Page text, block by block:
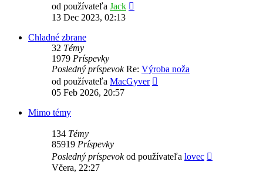
od používateľa Jack
13 Dec 2023, 02:13
Chladné zbrane
32 Témy
1979 Príspevky
Posledný príspevokRe: Výroba noža
od používateľa MacGyver
05 Feb 2026, 20:57
Mimo témy
134 Témy
85919 Príspevky
Posledný príspevokod používateľa lovec
Včera, 22:27